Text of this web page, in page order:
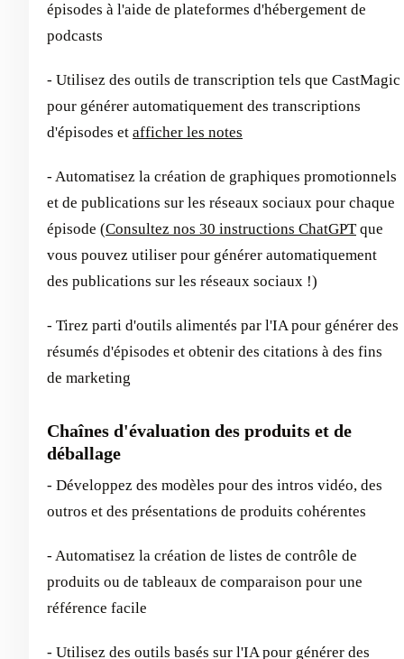
épisodes à l'aide de plateformes d'hébergement de
podcasts
- Utilisez des outils de transcription tels que CastMagic
pour générer automatiquement des transcriptions
d'épisodes et afficher les notes
- Automatisez la création de graphiques promotionnels
et de publications sur les réseaux sociaux pour chaque
épisode (Consultez nos 30 instructions ChatGPTque
vous pouvez utiliser pour générer automatiquement
des publications sur les réseaux sociaux !)
- Tirez parti d'outils alimentés par l'IA pour générer des
résumés d'épisodes et obtenir des citations à des fins
de marketing
Chaînes d'évaluation des produits et de
déballage
- Développez des modèles pour des intros vidéo, des
outros et des présentations de produits cohérentes
- Automatisez la création de listes de contrôle de
produits ou de tableaux de comparaison pour une
référence facile
- Utilisez des outils basés sur l'IA pour générer des